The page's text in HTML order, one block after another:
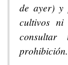
de ayer) y
cultivos ni
prohibición.